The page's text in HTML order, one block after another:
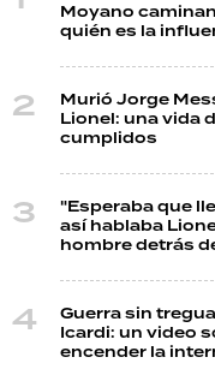
Moyano
quién es la
Murió Jorge
Lionel: una vida
cumplidos
"Esperaba que
así hablaba
hombre detrás
Guerra sin
Icardi: un video
encender la